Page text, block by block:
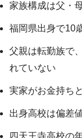
家族構成は父・
福岡県出身で10
父親は転勤族で
れていない
実家がお金持ち
出身高校は偏差